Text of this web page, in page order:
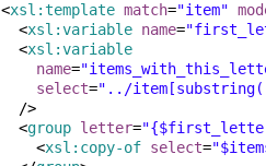
<xsl:template match="item"
<xsl:variable name=
<xsl:variable
name=
select="../
/>
<group letter=
<xsl:copy-of select=